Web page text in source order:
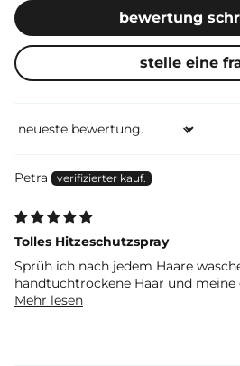
bewertung
stelle eine
Sort by
Petra
Tolles Hitzeschutzspray
Sprüh ich nach jedem Haare
handtuchtrockene Haar und meine
Mehr lesen